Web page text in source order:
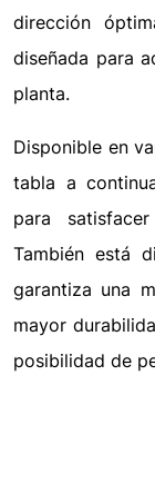
dirección
diseñada para
planta.
Disponible en
tabla a
para
También está
garantiza una
mayor
posibilidad de